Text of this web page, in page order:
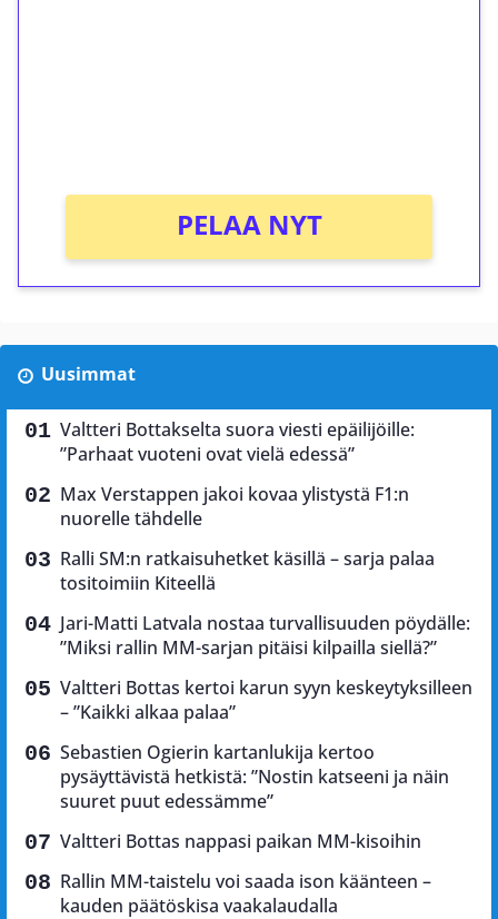
PELAA NYT
Uusimmat
Valtteri Bottakselta suora viesti epäilijöille:
”Parhaat vuoteni ovat vielä edessä”
Max Verstappen jakoi kovaa ylistystä F1:n
nuorelle tähdelle
Ralli SM:n ratkaisuhetket käsillä – sarja palaa
tositoimiin Kiteellä
Jari-Matti Latvala nostaa turvallisuuden pöydälle:
”Miksi rallin MM-sarjan pitäisi kilpailla siellä?”
Valtteri Bottas kertoi karun syyn keskeytyksilleen
– ”Kaikki alkaa palaa”
Sebastien Ogierin kartanlukija kertoo
pysäyttävistä hetkistä: ”Nostin katseeni ja näin
suuret puut edessämme”
Valtteri Bottas nappasi paikan MM-kisoihin
Rallin MM-taistelu voi saada ison käänteen –
kauden päätöskisa vaakalaudalla